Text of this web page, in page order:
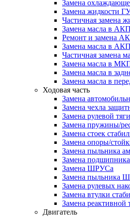
Замена
Замена жидкости
Частичная замена
Замена масла в
Ремонт и замена
Замена масла в
Частичная замена
Замена масла в
Замена масла в
Замена масла в
Ходовая часть
Замена
Замена чехла
Замена рулевой тяги
Замена пружины/
Замена стоек
Замена опоры/
Замена пыльника
Замена
Замена ШРУСа
Замена пыльника
Замена рулевых
Замена втулки
Замена реактивной
Двигатель